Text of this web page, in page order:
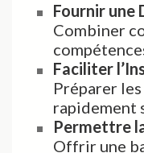
Fournir une
Combiner
Faciliter
Préparer
rapidement
Permettre
Offrir une